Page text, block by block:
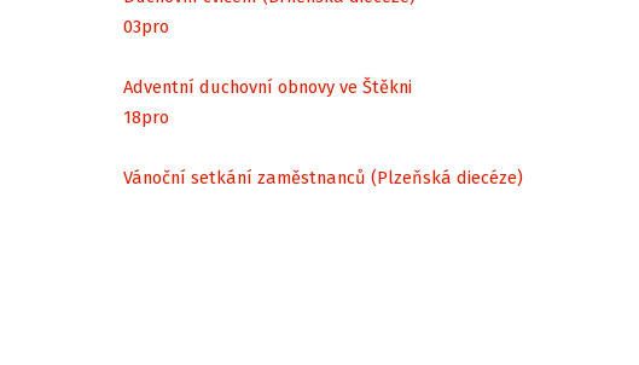
03pro
Adventní duchovní obnovy ve Štěkni
18pro
Vánoční setkání zaměstnanců (Plzeňská diecéze)